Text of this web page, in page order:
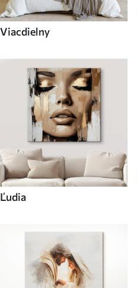
Viacdielny
Ľudia